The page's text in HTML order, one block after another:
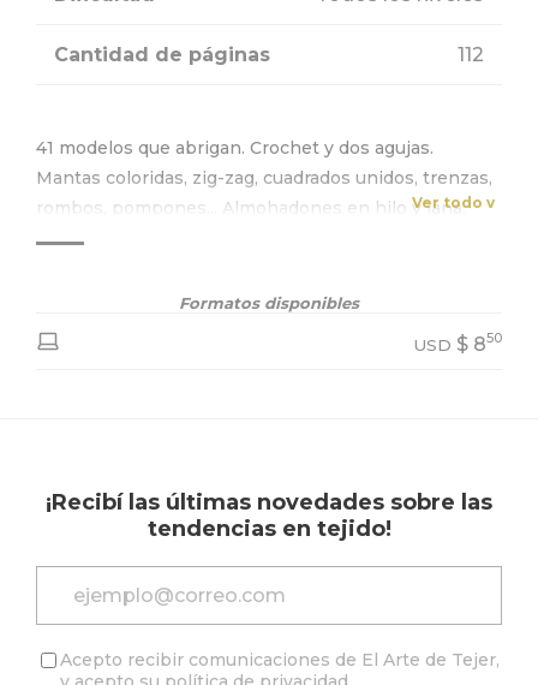
Cantidad de páginas 112
41 modelos que abrigan. Crochet y dos agujas.
Mantas coloridas, zig-zag, cuadrados unidos, trenzas,
rombos, pompones... Almohadones en hilo y lana,
con flores, y geométricos.
Ver todo v
Formatos disponibles
USD $ 850
¡Recibí las últimas novedades sobre las
tendencias en tejido!
Acepto recibir comunicaciones de El Arte de Tejer,